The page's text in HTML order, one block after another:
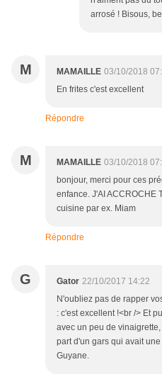
arrosé ! Bisous,
M MAMAILLE 03/10/2018
En frites c'est excellent
Répondre
M MAMAILLE 03/10/2018
bonjour, merci pour ces
enfance. J'AI ACCROCHE
cuisine par ex. Miam
Répondre
G Gator 22/10/2017 14:22
N'oubliez pas de rapper
: c'est excellent !<br /> Et
avec un peu de
part d'un gars qui avait
Guyane.